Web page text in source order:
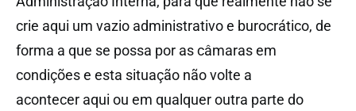
crie aqui um vazio administrativo e burocrático, de
forma a que se possa por as câmaras em
condições e esta situação não volte a
acontecer aqui ou em qualquer outra parte do